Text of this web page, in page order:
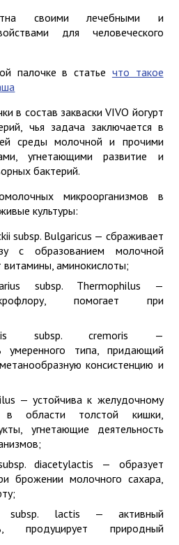
своими лечебными и
для человеческого
палочке в статье что такое
в состав закваски VIVO йогурт
чья задача заключается в
среды молочной и прочими
угнетающими развитие и
бактерий.
микроорганизмов в
культуры:
subsp. Bulgaricus — сбраживает
с образованием молочной
витамины, аминокислоты;
subsp. Thermophilus —
помогает при
subsp. cremoris —
умеренного типа, придающий
консистенцию и
— устойчива к желудочному
в области толстой кишки,
угнетающие деятельность
diacetylactis — образует
брожении молочного сахара,
subsp. lactis — активный
продуцирует природный